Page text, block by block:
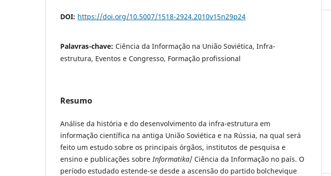
DOI: https://doi.org/10.5007/1518-2924.2010v15n29p24
Palavras-chave: Ciência da Informação na União Soviética, Infra-
estrutura, Eventos e Congresso, Formação profissional
Resumo
Análise da história e do desenvolvimento da infra-estrutura em
informação científica na antiga União Soviética e na Rússia, na qual será
feito um estudo sobre os principais órgãos, institutos de pesquisa e
ensino e publicações sobreInformatika/ Ciência da Informação no país. O
período estudado estende-se desde a ascensão do partido bolchevique